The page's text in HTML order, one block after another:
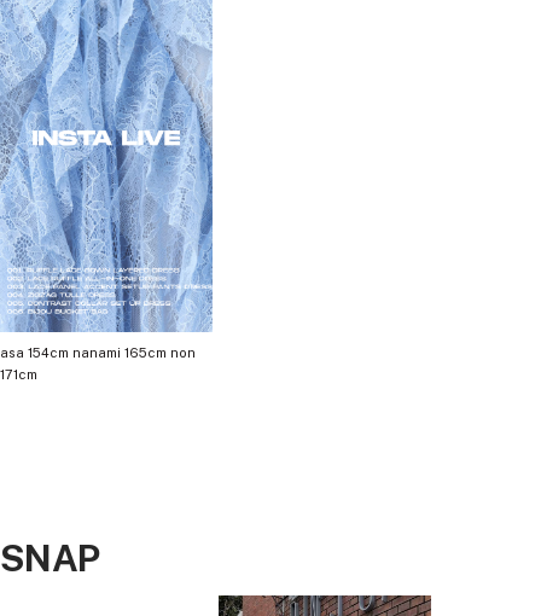
※洗濯方法：クリーニング店にご相談ください。
Color
black
Material
（トップス）
本体：ポリエステル100%
別地：ポリエステル95%、ポリウレタン5%
レース：コットン100%
（パンツ）
本体：ナイロン90%、ポリウレタン10%
ゆったり着用したい方はワンサイズ上げても◎
asa 154cm nanami 165cm non
SNAP